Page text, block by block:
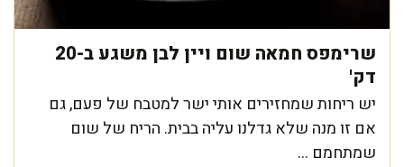
שרימפס חמאה שום ויין לבן משגע ב-20
דק'
יש ריחות שמחזירים אותי ישר למטבח של פעם, גם
אם זו מנה שלא גדלנו עליה בבית. הריח של שום
שמתחמם ...